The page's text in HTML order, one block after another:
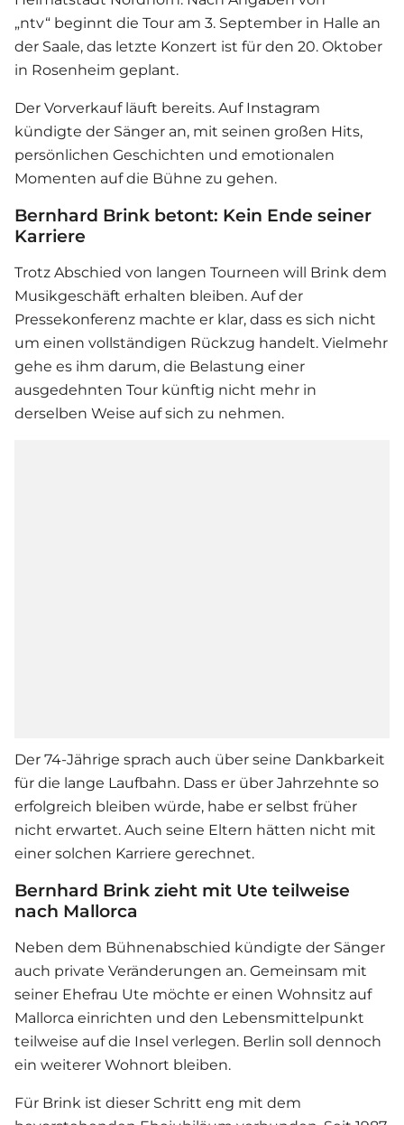
„ntv“ beginnt die Tour am 3. September in Halle an
der Saale, das letzte Konzert ist für den 20. Oktober
in Rosenheim geplant.
Der Vorverkauf läuft bereits. Auf Instagram
kündigte der Sänger an, mit seinen großen Hits,
persönlichen Geschichten und emotionalen
Momenten auf die Bühne zu gehen.
Bernhard Brink betont: Kein Ende seiner
Karriere
Trotz Abschied von langen Tourneen will Brink dem
Musikgeschäft erhalten bleiben. Auf der
Pressekonferenz machte er klar, dass es sich nicht
um einen vollständigen Rückzug handelt. Vielmehr
gehe es ihm darum, die Belastung einer
ausgedehnten Tour künftig nicht mehr in
derselben Weise auf sich zu nehmen.
Der 74-Jährige sprach auch über seine Dankbarkeit
für die lange Laufbahn. Dass er über Jahrzehnte so
erfolgreich bleiben würde, habe er selbst früher
nicht erwartet. Auch seine Eltern hätten nicht mit
einer solchen Karriere gerechnet.
Bernhard Brink zieht mit Ute teilweise
nach Mallorca
Neben dem Bühnenabschied kündigte der Sänger
auch private Veränderungen an. Gemeinsam mit
seiner Ehefrau Ute möchte er einen Wohnsitz auf
Mallorca einrichten und den Lebensmittelpunkt
teilweise auf die Insel verlegen. Berlin soll dennoch
ein weiterer Wohnort bleiben.
Für Brink ist dieser Schritt eng mit dem